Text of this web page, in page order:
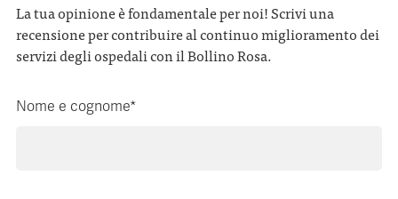
La tua opinione è fondamentale per noi! Scrivi una
recensione per contribuire al continuo miglioramento dei
servizi degli ospedali con il Bollino Rosa.
Nome e cognome*